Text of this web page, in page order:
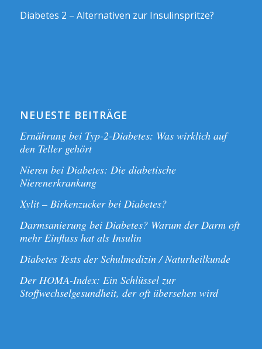
Diabetes 2 – Alternativen zur Insulinspritze?
NEUESTE BEITRÄGE
Ernährung bei Typ-2-Diabetes: Was wirklich auf
den Teller gehört
Nieren bei Diabetes: Die diabetische
Nierenerkrankung
Xylit – Birkenzucker bei Diabetes?
Darmsanierung bei Diabetes? Warum der Darm oft
mehr Einfluss hat als Insulin
Diabetes Tests der Schulmedizin / Naturheilkunde
Der HOMA-Index: Ein Schlüssel zur
Stoffwechselgesundheit, der oft übersehen wird